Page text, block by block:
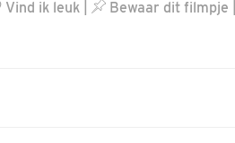
Vind ik leuk Bewaar dit filmpje